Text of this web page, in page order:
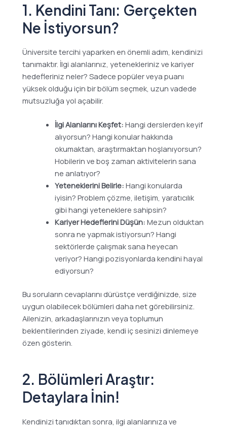
1. Kendini Tanı: Gerçekten
Ne İstiyorsun?
Üniversite tercihi yaparken en önemli adım, kendinizi
tanımaktır. İlgi alanlarınız, yetenekleriniz ve kariyer
hedefleriniz neler? Sadece popüler veya puanı
yüksek olduğu için bir bölüm seçmek, uzun vadede
mutsuzluğa yol açabilir.
İlgi Alanlarını Keşfet: Hangi derslerden keyif
alıyorsun? Hangi konular hakkında
okumaktan, araştırmaktan hoşlanıyorsun?
Hobilerin ve boş zaman aktivitelerin sana
ne anlatıyor?
Yeteneklerini Belirle: Hangi konularda
iyisin? Problem çözme, iletişim, yaratıcılık
gibi hangi yeteneklere sahipsin?
Kariyer Hedeflerini Düşün: Mezun olduktan
sonra ne yapmak istiyorsun? Hangi
sektörlerde çalışmak sana heyecan
veriyor? Hangi pozisyonlarda kendini hayal
ediyorsun?
Bu soruların cevaplarını dürüstçe verdiğinizde, size
uygun olabilecek bölümleri daha net görebilirsiniz.
Ailenizin, arkadaşlarınızın veya toplumun
beklentilerinden ziyade, kendi iç sesinizi dinlemeye
özen gösterin.
2. Bölümleri Araştır:
Detaylara İnin!
Kendinizi tanıdıktan sonra, ilgi alanlarınıza ve